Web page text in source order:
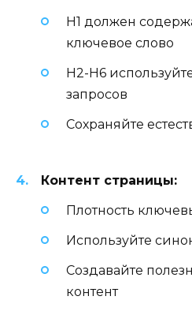
H1 должен
ключевое слово
H2-H6
запросов
Сохраняйте
Контент страницы:
Плотность
Используйте
Создавайте
контент